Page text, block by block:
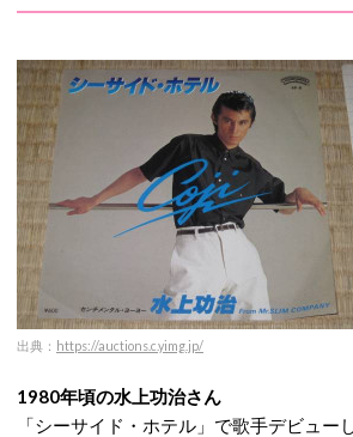
出典： https://auctions.c.yimg.jp/
1980年頃の水上功治さん
「シーサイド・ホテル」で歌手デビュー